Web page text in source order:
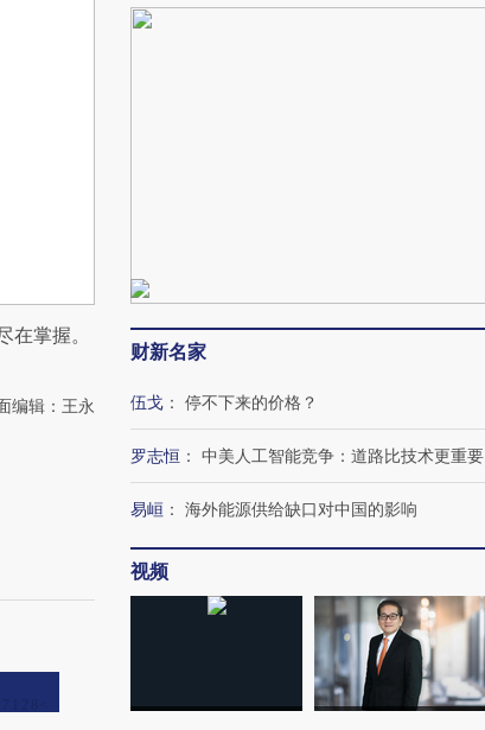
掌握。
编辑：王永
财新名家
伍戈 ： 停不下来的价格？
罗志恒 ： 中美人工智能竞争：道路比技术更重要
易峘 ： 海外能源供给缺口对中国的影响
视频